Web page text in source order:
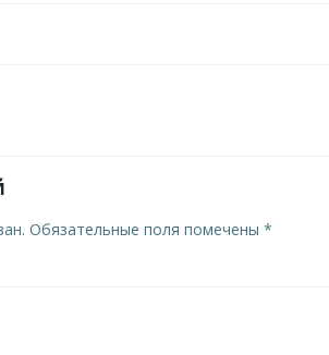
Обязательные поля помечены *